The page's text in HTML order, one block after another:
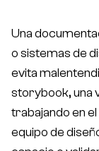
Una
o sistemas de
evita
storybook, una
trabajando en
equipo de